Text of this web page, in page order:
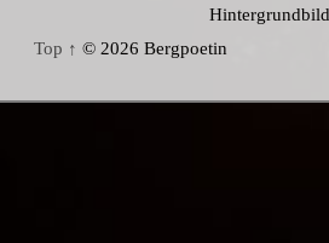
Top ↑ © 2026 Bergpoetin